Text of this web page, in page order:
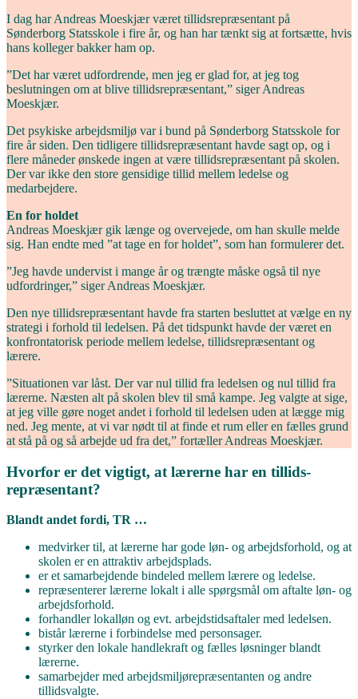
I dag har Andreas Moeskjær været tillidsrepræsentant på
Sønderborg Statsskole i fire år, og han har tænkt sig at fortsætte, hvis
hans kolleger bakker ham op.
”Det har været udfordrende, men jeg er glad for, at jeg tog
beslutningen om at blive tillidsrepræsentant,” siger Andreas
Moeskjær.
Det psykiske arbejdsmiljø var i bund på Sønderborg Statsskole for
fire år siden. Den tidligere tillidsrepræsentant havde sagt op, og i
flere måneder ønskede ingen at være tillidsrepræsentant på skolen.
Der var ikke den store gensidige tillid mellem ledelse og
medarbejdere.
En for holdet
Andreas Moeskjær gik længe og overvejede, om han skulle melde
sig. Han endte med ”at tage en for holdet”, som han formulerer det.
”Jeg havde undervist i mange år og trængte måske også til nye
udfordringer,” siger Andreas Moeskjær.
Den nye tillidsrepræsentant havde fra starten besluttet at vælge en ny
strategi i forhold til ledelsen. På det tidspunkt havde der været en
konfrontatorisk periode mellem ledelse, tillidsrepræsentant og
lærere.
”Situationen var låst. Der var nul tillid fra ledelsen og nul tillid fra
lærerne. Næsten alt på skolen blev til små kampe. Jeg valgte at sige,
at jeg ville gøre noget andet i forhold til ledelsen uden at lægge mig
ned. Jeg mente, at vi var nødt til at finde et rum eller en fælles grund
at stå på og så arbejde ud fra det,” fortæller Andreas Moeskjær.
Hvorfor er det ­vigtigt, at ­lærerne har en tillids­
repræsentant?
Blandt andet fordi, TR …
medvirker til, at lærerne har gode løn- og arbejdsforhold, og at
skolen er en attraktiv arbejdsplads.
er et samarbejdende bindeled mellem lærere og ledelse.
repræsenterer lærerne lokalt i alle spørgsmål om aftalte løn- og
arbejdsforhold.
forhandler lokalløn og evt. arbejdstidsaftaler med ledelsen.
bistår lærerne i forbindelse med personsager.
styrker den lokale handlekraft og fælles løsninger blandt
lærerne.
samarbejder med arbejdsmiljørepræsentanten og andre
tillidsvalgte.